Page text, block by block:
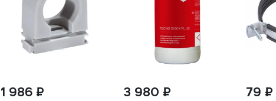
1 986 ₽ 3 980 ₽ 79 ₽